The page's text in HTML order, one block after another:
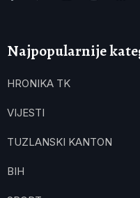
Najpopularnije
HRONIKA TK
VIJESTI
TUZLANSKI KANTON
BIH